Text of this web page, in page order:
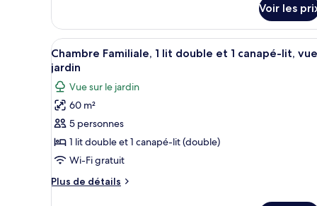
lit
(Sea
side)
de
chambre
Chambre
Deluxe,
grand
lit
(Sea
side)
Voir les
Afficher
toutes
les
photos
pour
ce
type
de
chambre :
Chambre
Une chambre d’hôtel avec
5
Chambre Familiale, 1 lit double et 1 canapé-lit, vue
jardin
Vue sur le jardin
60 m²
5 personnes
1 lit double et 1 canapé-lit (double)
Wi-Fi gratuit
Plus de détails
Plus